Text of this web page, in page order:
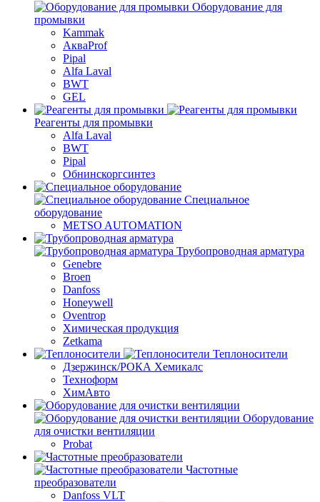
Оборудование для
промывки
Kammak
АкваProf
Pipal
Alfa Laval
BWT
GEL
Реагенты для промывки
Alfa Laval
BWT
Pipal
Обнинскоргсинтез
Специальное
оборудование
METSO AUTOMATION
Трубопроводная арматура
Genebre
Broen
Danfoss
Honeywell
Oventrop
Химическая продукция
Zetkama
Теплоносители
Дзержинск/РОКА Хемикалс
Техноформ
ХимАвто
Оборудование
для очистки вентиляции
Probat
Частотные
преобразователи
Danfoss VLT